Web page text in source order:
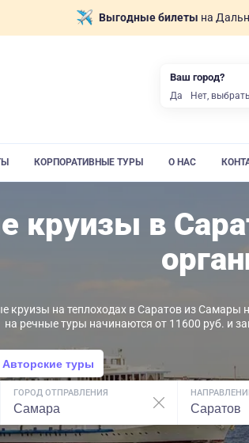
Выгодные билеты на
КОРПОРАТИВНЫЕ ТУРЫ О НАС
круизы в
круизы на теплоходах в Саратов из Самары
на речные туры начинаются от 11600 руб. и
Авторские туры
ГОРОД ОТПРАВЛЕНИЯ
Ваш город?
Да Нет,